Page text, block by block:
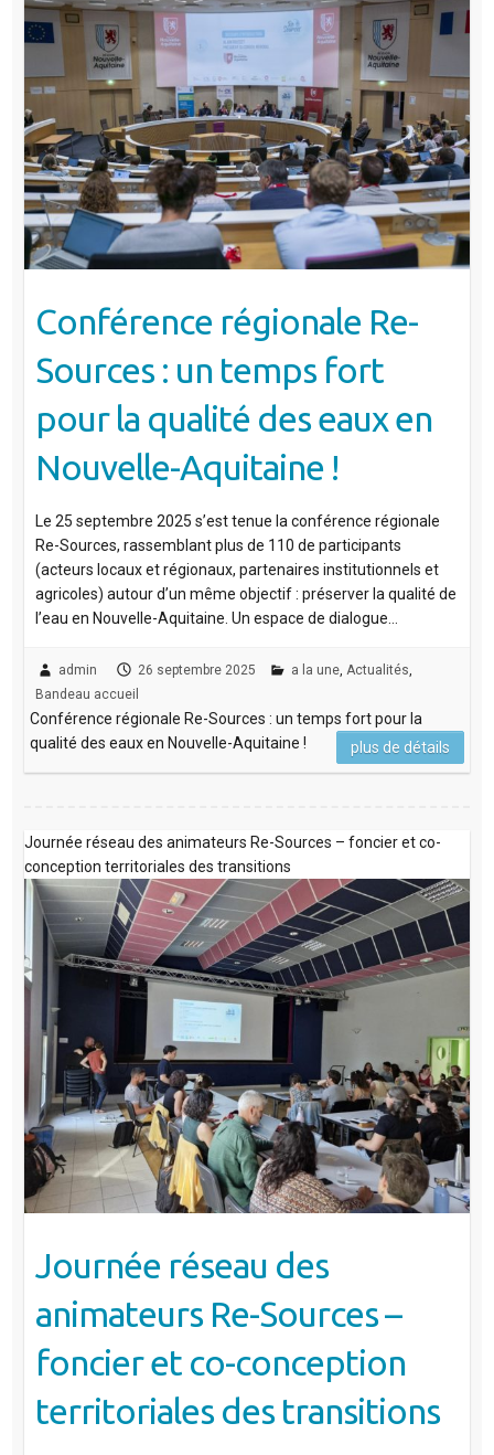
Conférence régionale Re-
Sources : un temps fort
pour la qualité des eaux en
Nouvelle-Aquitaine !
Le 25 septembre 2025 s’est tenue la conférence régionale
Re-Sources, rassemblant plus de 110 de participants
(acteurs locaux et régionaux, partenaires institutionnels et
agricoles) autour d’un même objectif : préserver la qualité de
l’eau en Nouvelle-Aquitaine. Un espace de dialogue…
admin 26 septembre 2025 a la une, Actualités,
Bandeau accueil
Conférence régionale Re-Sources : un temps fort pour la
qualité des eaux en Nouvelle-Aquitaine !
plus de détails
Journée réseau des animateurs Re-Sources – foncier et co-
conception territoriales des transitions
Journée réseau des
animateurs Re-Sources –
foncier et co-conception
territoriales des transitions